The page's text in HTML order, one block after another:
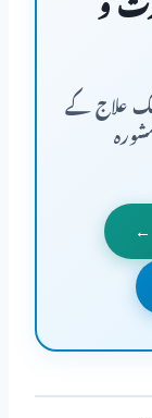
و
علاج کے
←